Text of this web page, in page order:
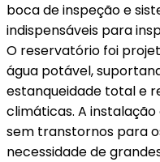
boca de inspeção e
indispensáveis ​​para
O reservatório foi
água potável,
estanqueidade total e
climáticas. A
sem transtornos para
necessidade de